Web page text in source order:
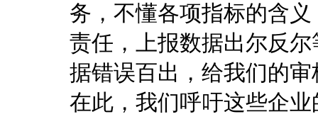
务，不懂各项指标的含
责任，上报数据出尔反
据错误百出，给我们的
在此，我们呼吁这些企